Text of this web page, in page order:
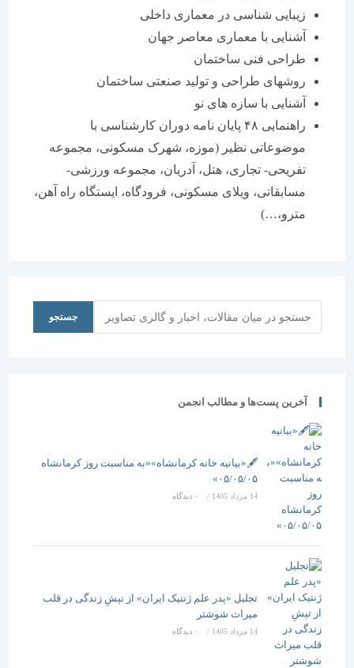
زیبایی شناسی در معماری داخلی
آشنایی با معماری معاصر جهان
طراحی فنی ساختمان
روشهای طراحی و تولید صنعتی ساختمان
آشنایی با سازه های نو
راهنمایی ۴۸ پایان نامه دوران کارشناسی با
موضوعاتی نظیر (موزه، شهرک مسکونی، مجموعه
تفریحی- تجاری، هتل، آدریان، مجموعه ورزشی-
مسابقاتی، ویلای مسکونی، فرودگاه، ایستگاه راه آهن،
مترو،…)
جستجو
آخرین پست‌ها و مطالب انجمن
🖋️«بیانیه خانه کرمانشاه»«به مناسبت روز کرمانشاه
۰۵/۰۵/۰۵»
/ ۰ دیدگاه
تجلیل «پدر علم ژنتیک ایران» از تپشِ زندگی در قلب
میراث شوشتر
14 مرداد 1405 / ۰ دیدگاه